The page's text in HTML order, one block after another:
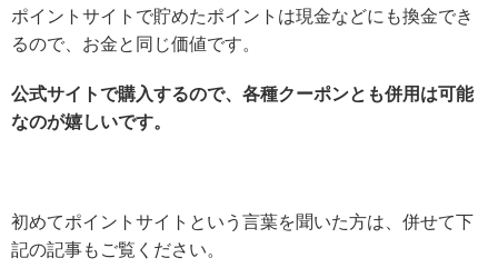
ポイントサイトで貯めたポイントは現金などにも換金でき
るので、お金と同じ価値です。
公式サイトで購入するので、各種クーポンとも併用は可能
なのが嬉しいです。
初めてポイントサイトという言葉を聞いた方は、併せて下
記の記事もご覧ください。